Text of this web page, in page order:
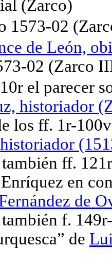
(Zarco)
1573-02
de León,
02 (Zarco
el parecer
historiador
los ff. 1r-
ff.
en
de
f.
de